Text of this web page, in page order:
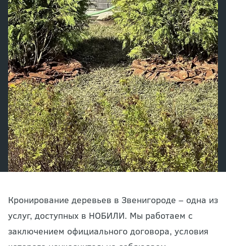
Кронирование деревьев в Звенигороде – одна из
услуг, доступных в НОБИЛИ. Мы работаем с
заключением официального договора, условия